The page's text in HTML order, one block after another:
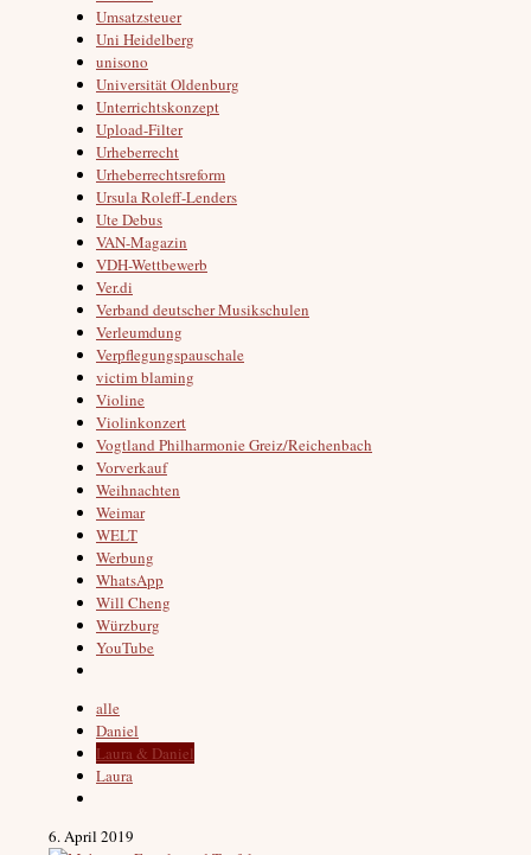
Umsatzsteuer
Uni Heidelberg
unisono
Universität Oldenburg
Unterrichtskonzept
Upload-Filter
Urheberrecht
Urheberrechtsreform
Ursula Roleff-Lenders
Ute Debus
VAN-Magazin
VDH-Wettbewerb
Ver.di
Verband deutscher Musikschulen
Verleumdung
Verpflegungspauschale
victim blaming
Violine
Violinkonzert
Vogtland Philharmonie Greiz/Reichenbach
Vorverkauf
Weihnachten
Weimar
WELT
Werbung
WhatsApp
Will Cheng
Würzburg
YouTube
alle
Daniel
Laura & Daniel
Laura
6. April 2019